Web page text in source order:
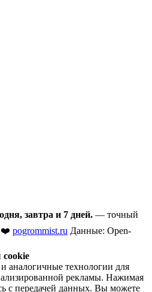
завтра и 7 дней. — точный
❤️ pogrommist.ru Данные: Open-
аналогичные технологии для
рекламы. Нажимая
с передачей данных. Вы можете